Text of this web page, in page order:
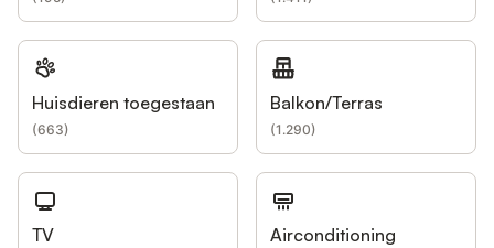
Huisdieren toegestaan
(663)
Balkon/Terras
(1.290)
TV Airconditioning